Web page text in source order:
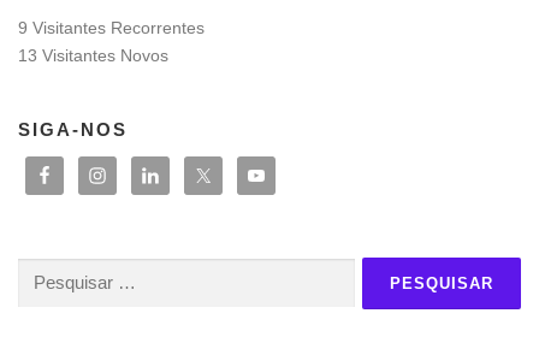
9 Visitantes Recorrentes
13 Visitantes Novos
SIGA-NOS
Pesquisar